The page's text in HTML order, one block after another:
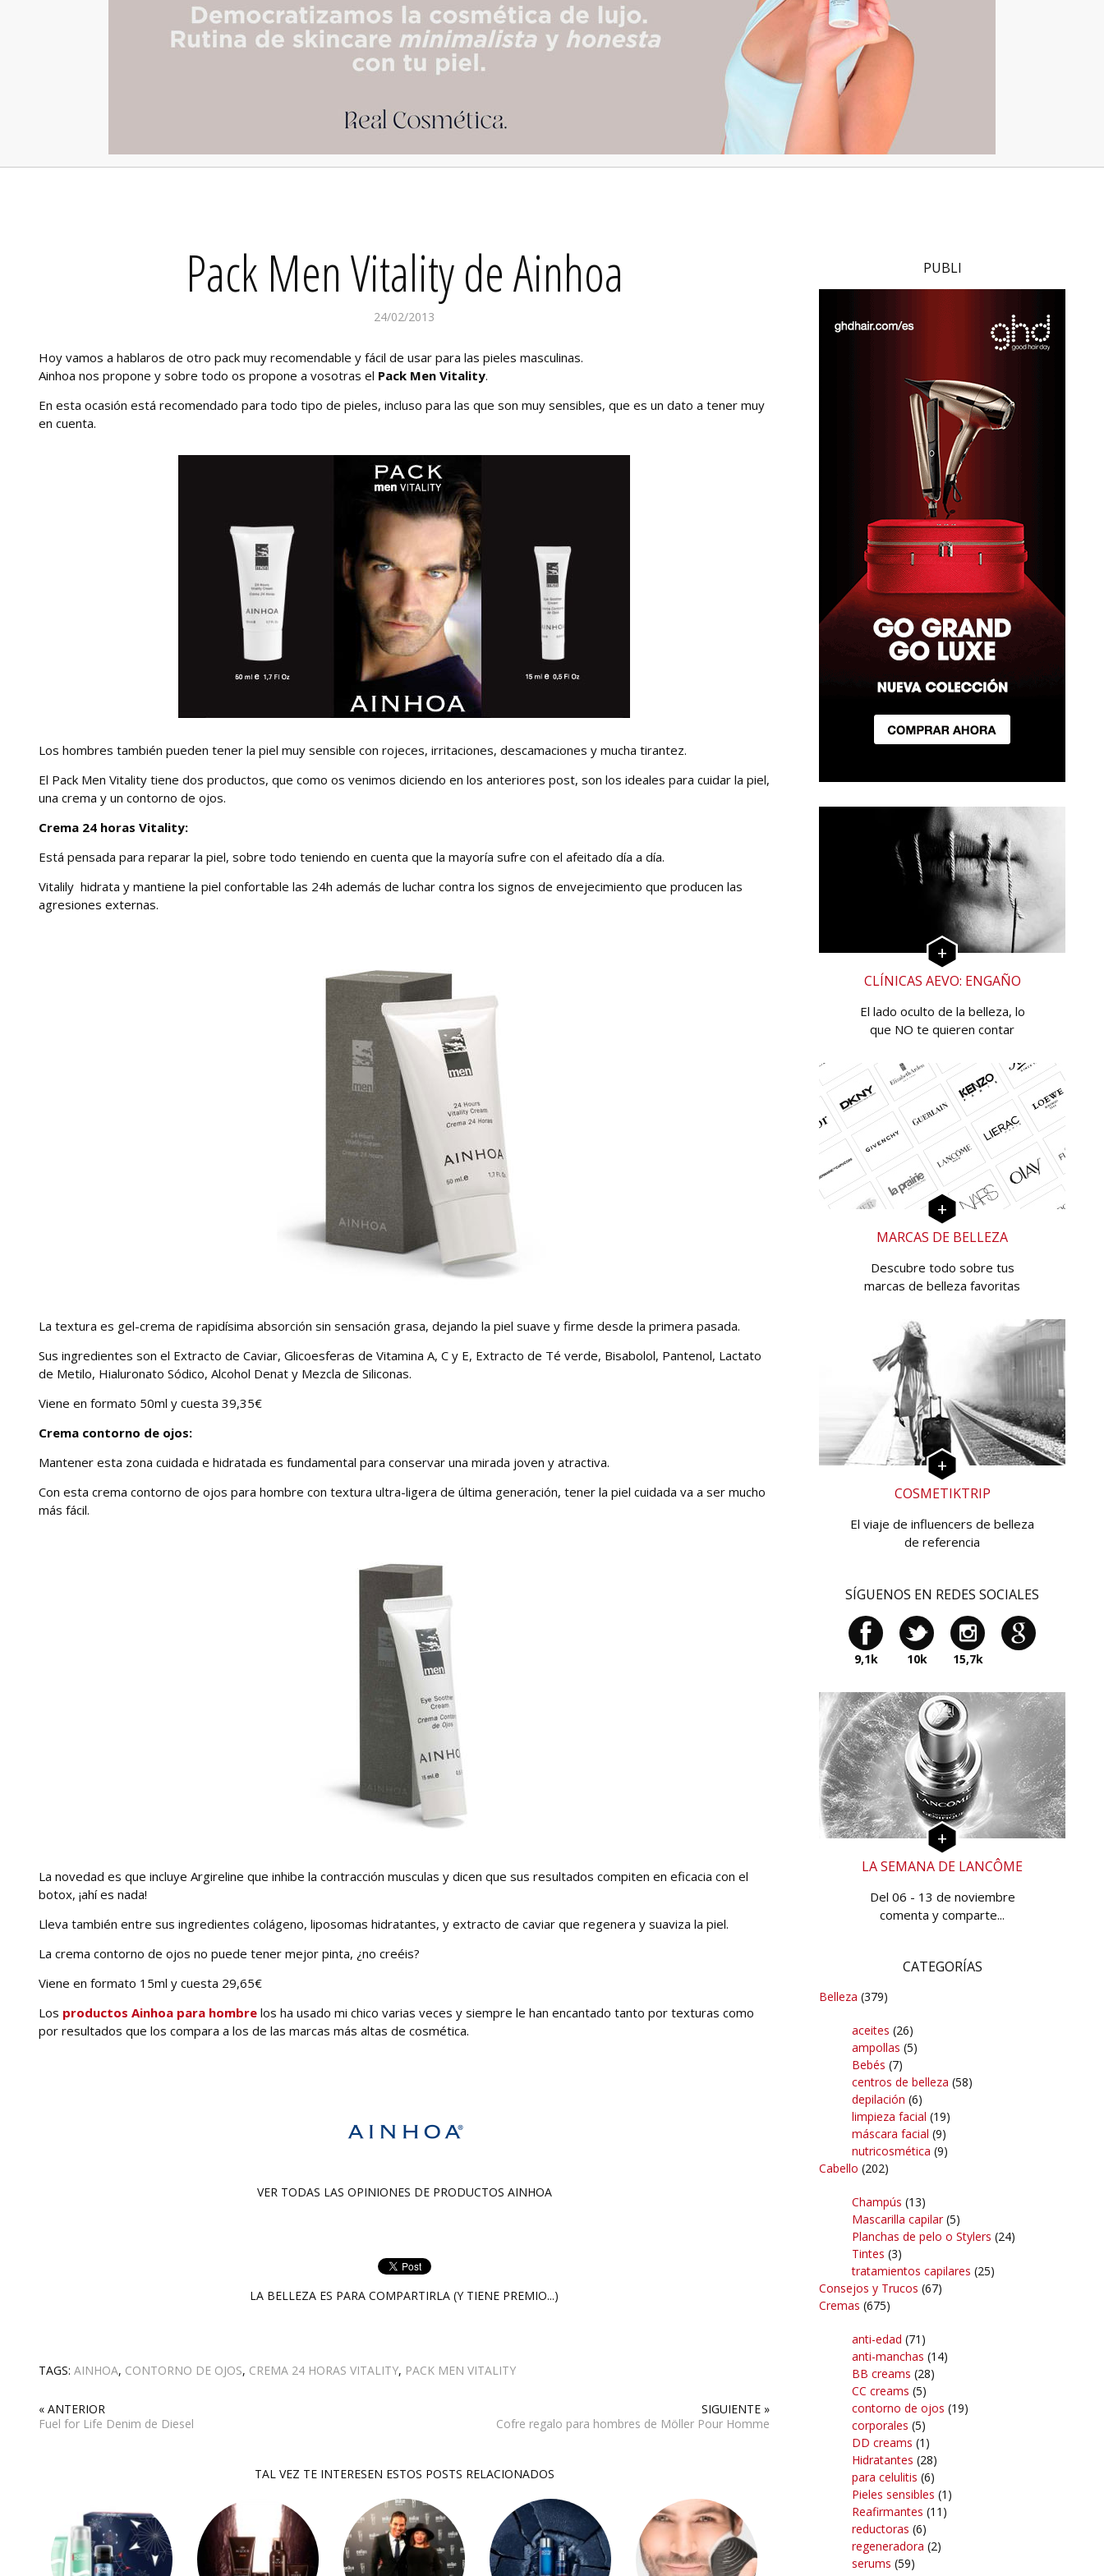
Pack Men Vitality de Ainhoa
24/02/2013
Hoy vamos a hablaros de otro pack muy recomendable y fácil de usar para las pieles masculinas.
Ainhoa nos propone y sobre todo os propone a vosotras el Pack Men Vitality.
En esta ocasión está recomendado para todo tipo de pieles, incluso para las que son muy sensibles, que es un dato a tener muy
en cuenta.
Los hombres también pueden tener la piel muy sensible con rojeces, irritaciones, descamaciones y mucha tirantez.
El Pack Men Vitality tiene dos productos, que como os venimos diciendo en los anteriores post, son los ideales para cuidar la piel,
una crema y un contorno de ojos.
Crema 24 horas Vitality:
Está pensada para reparar la piel, sobre todo teniendo en cuenta que la mayoría sufre con el afeitado día a día.
Vitalily hidrata y mantiene la piel confortable las 24h además de luchar contra los signos de envejecimiento que producen las
agresiones externas.
La textura es gel-crema de rapidísima absorción sin sensación grasa, dejando la piel suave y firme desde la primera pasada.
Sus ingredientes son el Extracto de Caviar, Glicoesferas de Vitamina A, C y E, Extracto de Té verde, Bisabolol, Pantenol, Lactato
de Metilo, Hialuronato Sódico, Alcohol Denat y Mezcla de Siliconas.
Viene en formato 50ml y cuesta 39,35€
Crema contorno de ojos:
Mantener esta zona cuidada e hidratada es fundamental para conservar una mirada joven y atractiva.
Con esta crema contorno de ojos para hombre con textura ultra-ligera de última generación, tener la piel cuidada va a ser mucho
más fácil.
La novedad es que incluye Argireline que inhibe la contracción musculas y dicen que sus resultados compiten en eficacia con el
botox, ¡ahí es nada!
Lleva también entre sus ingredientes colágeno, liposomas hidratantes, y extracto de caviar que regenera y suaviza la piel.
La crema contorno de ojos no puede tener mejor pinta, ¿no creéis?
Viene en formato 15ml y cuesta 29,65€
Los productos Ainhoa para hombre los ha usado mi chico varias veces y siempre le han encantado tanto por texturas como
por resultados que los compara a los de las marcas más altas de cosmética.
VER TODAS LAS OPINIONES DE PRODUCTOS AINHOA
LA BELLEZA ES PARA COMPARTIRLA (Y TIENE PREMIO...)
TAGS: AINHOA, CONTORNO DE OJOS, CREMA 24 HORAS VITALITY, PACK MEN VITALITY
« ANTERIOR
Fuel for Life Denim de Diesel
SIGUIENTE »
Cofre regalo para hombres de Möller Pour Homme
TAL VEZ TE INTERESEN ESTOS POSTS RELACIONADOS
PUBLI
CLÍNICAS AEVO: ENGAÑO
El lado oculto de la belleza, lo
que NO te quieren contar
MARCAS DE BELLEZA
Descubre todo sobre tus
marcas de belleza favoritas
COSMETIKTRIP
El viaje de influencers de belleza
de referencia
SÍGUENOS EN REDES SOCIALES
9,1k 10k 15,7k
LA SEMANA DE LANCÔME
Del 06 - 13 de noviembre
comenta y comparte...
CATEGORÍAS
Belleza (379)
aceites (26)
ampollas (5)
Bebés (7)
centros de belleza (58)
depilación (6)
limpieza facial (19)
máscara facial (9)
nutricosmética (9)
Cabello (202)
Champús (13)
Mascarilla capilar(5)
Planchas de pelo o Stylers (24)
Tintes (3)
tratamientos capilares (25)
Consejos y Trucos (67)
Cremas (675)
anti-edad (71)
anti-manchas (14)
BB creams (28)
CC creams (5)
contorno de ojos (19)
corporales (5)
DD creams (1)
Hidratantes (28)
para celulitis (6)
Pieles sensibles (1)
Reafirmantes (11)
reductoras (6)
regeneradora (2)
serums (59)